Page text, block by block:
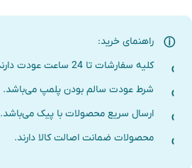
راهنمای خرید:
کلیه سفارشات تا 24 ساعت عودت دارند.
شرط عودت سالم بودن پلمپ می‌باشد.
ارسال سریع محصولات با پیک می‌باشد.
محصولات ضمانت اصالت کالا دارند.